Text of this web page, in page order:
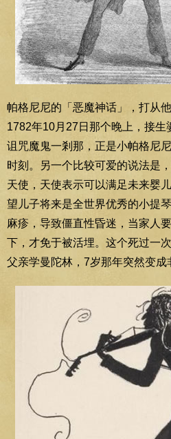
帕格尼尼的「恶魔神话」，打从
1782年10月27日那个晚上，接生
诅咒魔鬼一剎那，正是小帕格尼
时刻。另一个比较可爱的说法是
天使，天使表示可以满足未来婴
望儿子将来是全世界优秀的小提
麻疹，导致僵直性昏迷，当家人
下，才免于被活埋。这个死过一
父亲学曼陀林，7岁那年突然变成